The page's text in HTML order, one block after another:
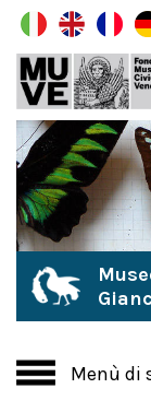
Menù di